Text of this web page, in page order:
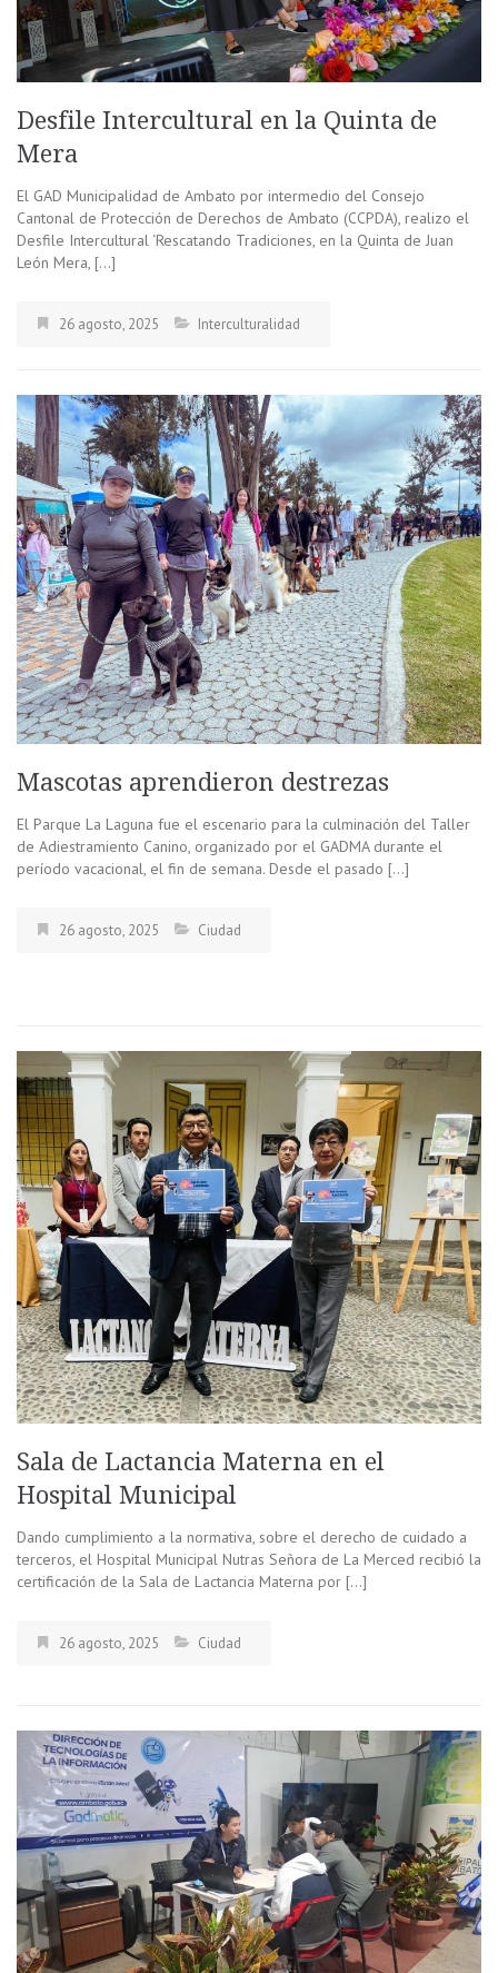
Desfile Intercultural en la Quinta de
Mera
El GAD Municipalidad de Ambato por intermedio del Consejo
Cantonal de Protección de Derechos de Ambato (CCPDA), realizo el
Desfile Intercultural ‘Rescatando Tradiciones, en la Quinta de Juan
León Mera, […]
26 agosto, 2025 Interculturalidad
Mascotas aprendieron destrezas
El Parque La Laguna fue el escenario para la culminación del Taller
de Adiestramiento Canino, organizado por el GADMA durante el
período vacacional, el fin de semana. Desde el pasado […]
26 agosto, 2025 Ciudad
Sala de Lactancia Materna en el
Hospital Municipal
Dando cumplimiento a la normativa, sobre el derecho de cuidado a
terceros, el Hospital Municipal Nutras Señora de La Merced recibió la
certificación de la Sala de Lactancia Materna por […]
26 agosto, 2025 Ciudad